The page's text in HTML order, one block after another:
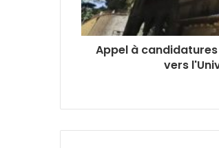
Appel à
vers